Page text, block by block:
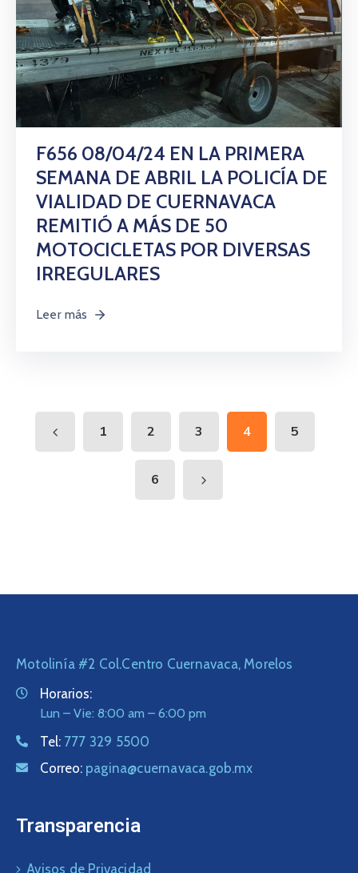
F656 08/04/24 EN LA PRIMERA
SEMANA DE ABRIL LA POLICÍA DE
VIALIDAD DE CUERNAVACA
REMITIÓ A MÁS DE 50
MOTOCICLETAS POR DIVERSAS
IRREGULARES
Leer más
1 2 3 4 5
6
Motolinía #2 Col.Centro Cuernavaca, Morelos
Horarios:
Lun – Vie: 8:00 am – 6:00 pm
Tel: 777 329 5500
Correo: pagina@cuernavaca.gob.mx
Transparencia
Avisos de Privacidad